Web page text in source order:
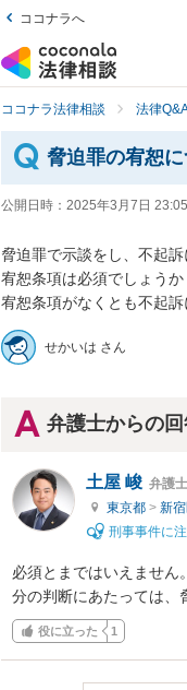
ココナラへ
ココナラ法律相談 法律
脅迫罪の宥恕に
公開日時： 2025年3月7日 23:05
脅迫罪で示談をし、不起
宥恕条項は必須でしょうか
宥恕条項がなくとも不起
せかいは さん
弁護士からの
土屋 峻 弁護士
東京都 > 新
刑事事件に
必須とまではいえません
分の判断にあたっては、
役に立った 1